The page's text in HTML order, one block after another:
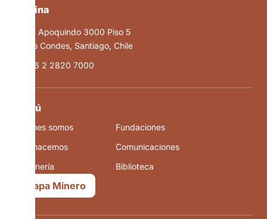
Oficina
Av. Apoquindo 3000 Piso 5
Las Condes, Santiago, Chile
+56 2 2820 7000
Menú
Quiénes somos
Qué hacemos
La minería
Fundaciones
Comunicaciones
Biblioteca
Mapa Minero